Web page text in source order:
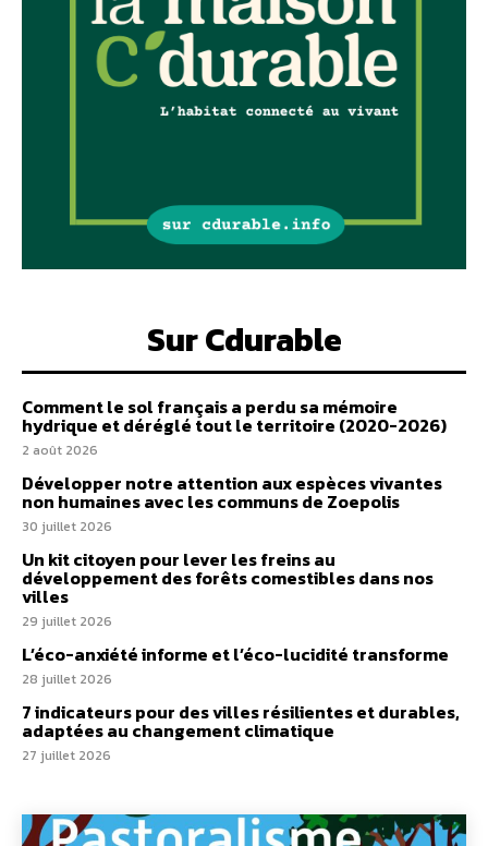
Sur Cdurable
Comment le sol français a perdu sa mémoire
hydrique et déréglé tout le territoire (2020-2026)
2 août 2026
Développer notre attention aux espèces vivantes
non humaines avec les communs de Zoepolis
30 juillet 2026
Un kit citoyen pour lever les freins au
développement des forêts comestibles dans nos
villes
29 juillet 2026
L’éco-anxiété informe et l’éco-lucidité transforme
28 juillet 2026
7 indicateurs pour des villes résilientes et durables,
adaptées au changement climatique
27 juillet 2026